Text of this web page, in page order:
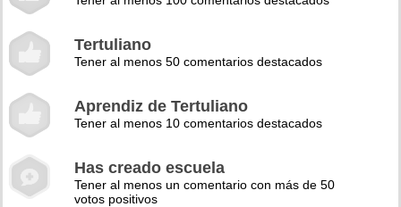
Tertuliano
Tener al menos 50 comentarios destacados
Aprendiz de Tertuliano
Tener al menos 10 comentarios destacados
Has creado escuela
Tener al menos un comentario con más de 50
votos positivos